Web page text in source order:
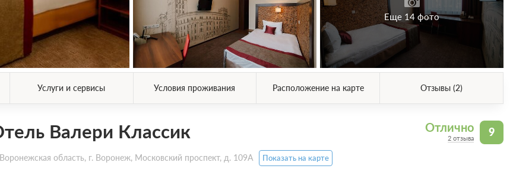
Еще 14 фото
Услуги и сервисы Условия проживания Расположение на карте Отзывы (2)
9
Отлично
2 отзыва
Валери Классик
область, г. Воронеж, Московский проспект, д. 109А Показать на карте